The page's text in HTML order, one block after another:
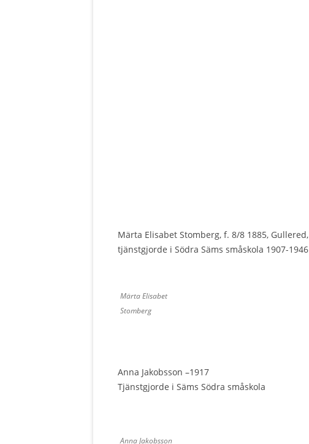
Märta Elisabet Stomberg, f. 8/8 1885, Gullered,
tjänstgjorde i Södra Säms småskola 1907-1946
Märta Elisabet
Stomberg
Anna Jakobsson –1917
Tjänstgjorde i Säms Södra småskola
Anna Jakobsson